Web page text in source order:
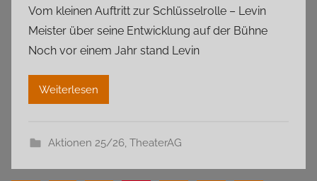
Vom kleinen Auftritt zur Schlüsselrolle – Levin
Meister über seine Entwicklung auf der Bühne
Noch vor einem Jahr stand Levin
Weiterlesen
Aktionen 25/26, TheaterAG